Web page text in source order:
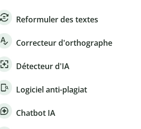
Reformuler des textes
Correcteur d'orthographe
Détecteur d'IA
Logiciel anti-plagiat
Chatbot IA